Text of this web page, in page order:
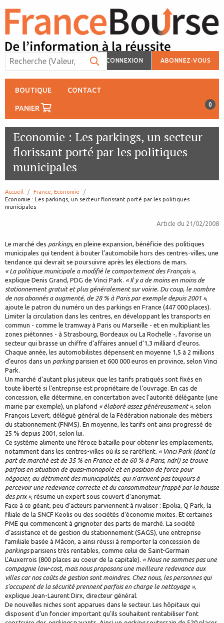
CONNEXION ABONNEZ-VOUS
BOUTIQUE CONTACT
PANIER 0
Economie : Les parkings, un secteur
florissant porté par les politiques
municipales
Accueil
France, Economie
page:
Economie : Les parkings, un secteur florissant porté par les politiques
municipales
Article du 21/02/2008
Le marché des parkings, en pleine expansion, bénéficie des politiques
municipales qui tendent à bouter l’automobile hors des centres-villes, une
tendance qui devrait se poursuivre après les élections de mars.
« La politique municipale a modifié le comportement des Français »,
explique Denis Grand, PDG de Vinci Park. « Il y a de moins en moins de
stationnement gratuit et plus généralement sur voirie. Du coup, le nombre
de nos abonnés a augmenté, de 28 % à Paris par exemple depuis 2001 »,
ajoute le patron du numéro un des parkings en France (447 000 places).
Limiter la circulation dans les centres, en développant les transports en
commun - comme le tramway à Paris ou Marseille - et en multipliant les
zones piétonnes - à Strasbourg, Bordeaux ou La Rochelle -, favorise un
secteur qui brasse un chiffre d’affaires annuel d’1,3 milliard d’euros.
Chaque année, les automobilistes dépensent en moyenne 1,5 à 2 millions
d’euros dans un parkingparisien et 600 000 euros en province, selon Vinci
Park.
Un marché d’autant plus juteux que les tarifs pratiqués sont fixés en
toute liberté si l’entreprise est propriétaire de l’ouvrage. En cas de
concession, elle détermine, en concertation avec l’autorité délégante (une
mairie par exemple), un plafond « élaboré assez généreusement », selon
François Levert, délégué général de la Fédération nationale des métiers
du stationnement (FNMS). En moyenne, les tarifs ont ainsi progressé de
25 % depuis 2001, selon lui.
Ce système alimente une féroce bataille pour obtenir les emplacements,
notamment dans les centres-villes où ils se raréfient. « Vinci Park (dont la
part de marché est de 35 % en France et de 60 % à Paris, ndrl) se trouve
parfois en situation de quasi-monopole et en position de force pour
négocier, au détriment des municipalités, qui n’arrivent pas toujours à
percevoir une redevance correcte et du consommateur frappé par la hausse
des prix », résume un expert sous couvert d’anonymat.
Face à ce géant, peu d’acteurs parviennent à rivaliser : Epolia, Q Park, la
filiale de la SNCF Keolis ou des sociétés d’économie mixtes. Et certaines
PME qui commencent à grignoter des parts de marché. La société
d’assistance et de gestion du stationnement (SAGS), une entreprise
familiale basée à Mâcon, a ainsi réussi à remporter la concession de
parkingsparisiens très rentables, comme celui de Saint-Germain
L’Auxerrois (800 places au coeur de la capitale). « Nous ne sommes pas une
compagnie low-cost, mais nous proposons une meilleure redevance aux
villes car nos coûts de gestion sont moindres. Chez nous, les personnes qui
s’occupent de la sécurité prennent parfois en charge le nettoyage »,
explique Jean-Laurent Dirx, directeur général.
De nouvelles niches sont apparues dans le secteur. Les hôpitaux qui
disposent d’un foncier important qu’ils souhaitent rentabiliser font